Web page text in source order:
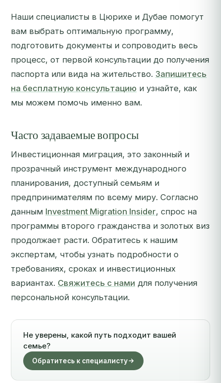
Наши специалисты в Цюрихе и Дубае помогут
вам выбрать оптимальную программу,
подготовить документы и сопроводить весь
процесс, от первой консультации до получения
паспорта или вида на жительство. Запишитесь
на бесплатную консультацию и узнайте, как
мы можем помочь именно вам.
Часто задаваемые вопросы
Инвестиционная миграция, это законный и
прозрачный инструмент международного
планирования, доступный семьям и
предпринимателям по всему миру. Согласно
данным Investment Migration Insider, спрос на
программы второго гражданства и золотых виз
продолжает расти. Обратитесь к нашим
экспертам, чтобы узнать подробности о
требованиях, сроках и инвестиционных
вариантах. Свяжитесь с нами для получения
персональной консультации.
Не уверены, какой путь подходит вашей
семье?
Обратитесь к специалисту